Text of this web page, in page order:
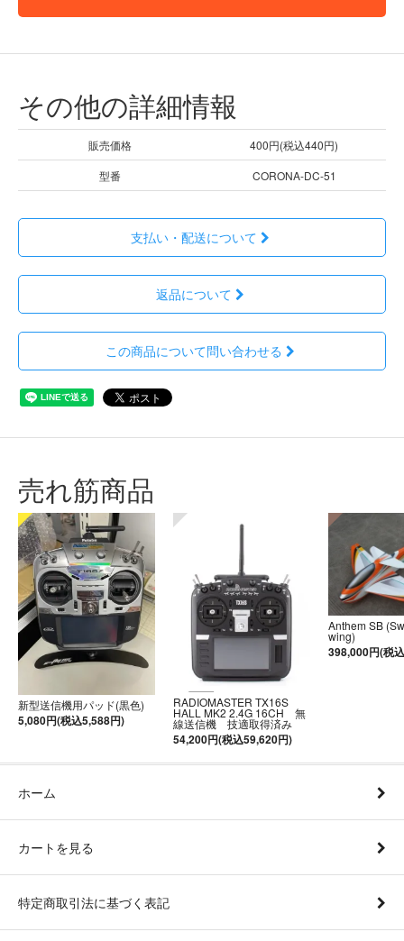
その他の詳細情報
販売価格
400円(税込440円)
型番
CORONA-DC-51
支払い・配送について
返品について
この商品について問い合わせる
売れ筋商品
新型送信機用パッド(黒色)
5,080円(税込5,588円)
RADIOMASTER TX16S
HALL MK2 2.4G 16CH 無
線送信機 技適取得済み
54,200円(税込59,620円)
Anthem SB
wing)
398,000円(税
ホーム
カートを見る
特定商取引法に基づく表記